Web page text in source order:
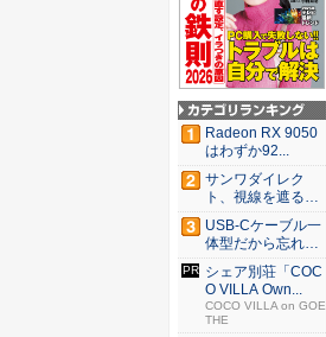
Radeon RX 9050
はわずか92...
サンワダイレク
ト、視線を遮るフ
ェルト製デ...
USB-Cケーブル一
体型だから忘れな
い！...
シェア別荘「COC
O VILLA Own...
COCO VILLA on GOE
THE